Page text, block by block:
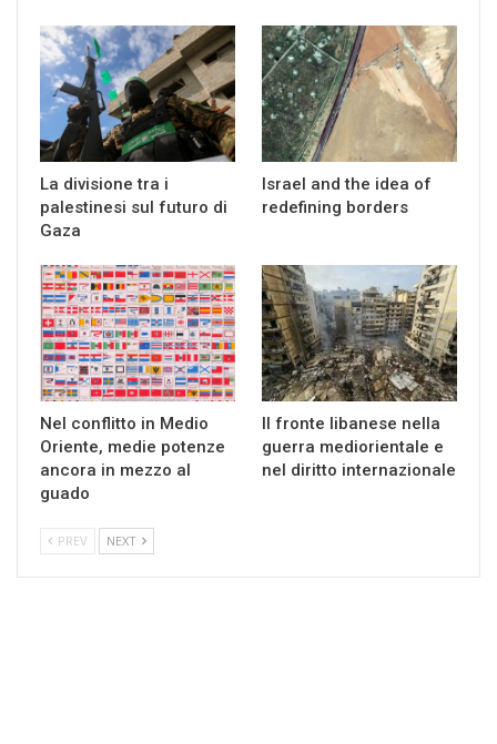
La divisione tra i
palestinesi sul futuro di
Gaza
Israel and the idea of
redefining borders
Nel conflitto in Medio
Oriente, medie potenze
ancora in mezzo al
guado
Il fronte libanese nella
guerra mediorientale e
nel diritto internazionale
PREV NEXT